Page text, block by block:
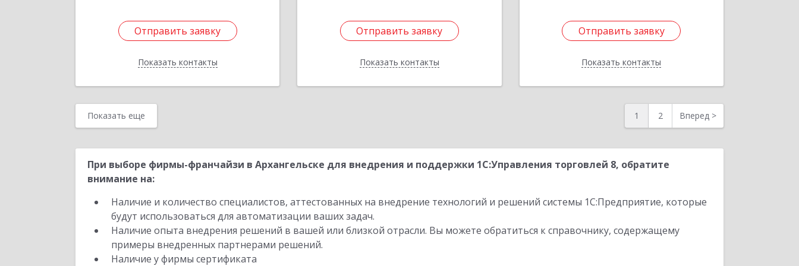
Отправить заявку
Показать контакты
Отправить заявку
Назад
Отправить заявку
Показать контакты
Отправить заявку
Назад
Отправить заявку
Показать контакты
Отправить заявку
Назад
Показать еще 1 2 Вперед >
При выборе фирмы-франчайзи в Архангельске для внедрения и поддержки 1С:Управления торговлей 8, обратите
внимание на:
Наличие и количество специалистов, аттестованных на внедрение технологий и решений системы 1С:Предприятие, которые
будут использоваться для автоматизации ваших задач.
Наличие опыта внедрения решений в вашей или близкой отрасли. Вы можете обратиться к справочнику, содержащему
примеры внедренных партнерами решений.
Наличие у фирмы сертификата